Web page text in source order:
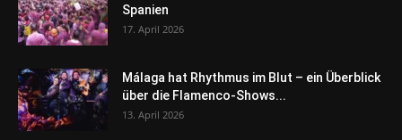
Spanien
17. April 2026
Málaga hat Rhythmus im Blut – ein Überblick
über die Flamenco-Shows...
13. April 2026